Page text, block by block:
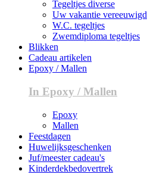
Tegeltjes diverse
Uw vakantie vereeuwigd
W.C. tegeltjes
Zwemdiploma tegeltjes
Blikken
Cadeau artikelen
Epoxy / Mallen
In Epoxy / Mallen
Epoxy
Mallen
Feestdagen
Huwelijksgeschenken
Juf/meester cadeau's
Kinderdekbedovertrek